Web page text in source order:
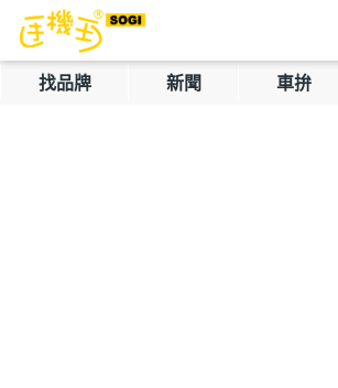
找品牌 新聞 車拚